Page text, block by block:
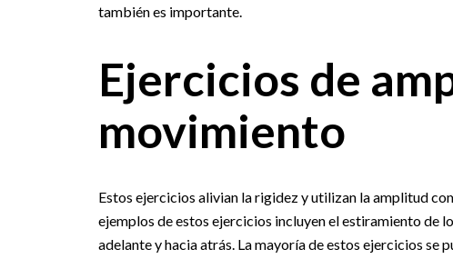
también es importante.
Ejercicios de
movimiento
Estos ejercicios alivian la rigidez y utilizan la amplitud
ejemplos de estos ejercicios incluyen el estiramiento de
adelante y hacia atrás. La mayoría de estos ejercicios se